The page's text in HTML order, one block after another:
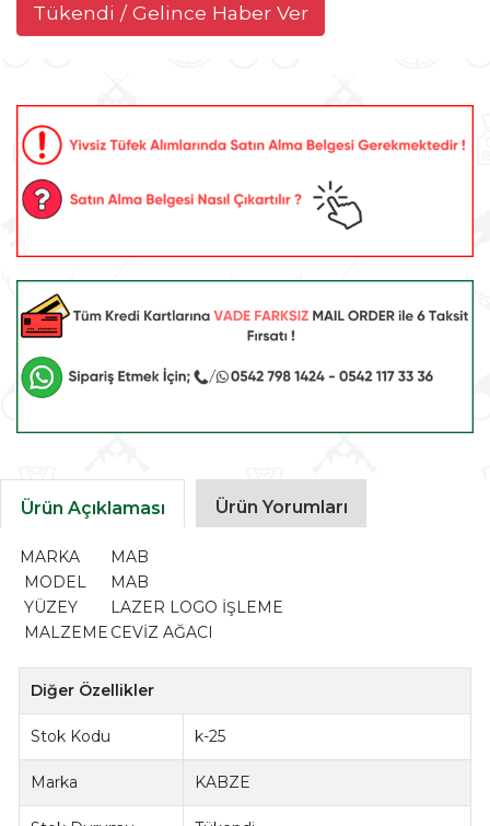
Tükendi / Gelince Haber Ver
Ürün Açıklaması Ürün Yorumları
MARKA
MAB
MODEL
MAB
YÜZEY
LAZER LOGO İŞLEME
MALZEME CEVİZ AĞACI
Diğer Özellikler
Stok Kodu k-25
Marka KABZE